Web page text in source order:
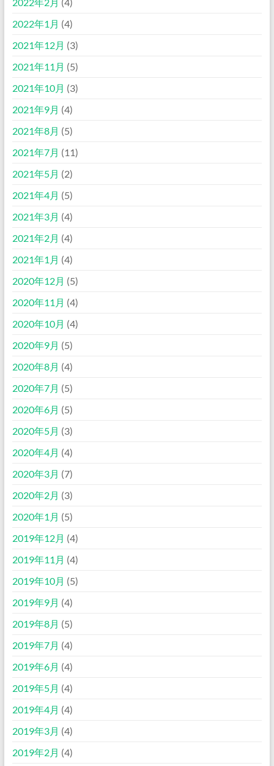
2022年1月 (4)
2021年12月 (3)
2021年11月 (5)
2021年10月 (3)
2021年9月 (4)
2021年8月 (5)
2021年7月 (11)
2021年5月 (2)
2021年4月 (5)
2021年3月 (4)
2021年2月 (4)
2021年1月 (4)
2020年12月 (5)
2020年11月 (4)
2020年10月 (4)
2020年9月 (5)
2020年8月 (4)
2020年7月 (5)
2020年6月 (5)
2020年5月 (3)
2020年4月 (4)
2020年3月 (7)
2020年2月 (3)
2020年1月 (5)
2019年12月 (4)
2019年11月 (4)
2019年10月 (5)
2019年9月 (4)
2019年8月 (5)
2019年7月 (4)
2019年6月 (4)
2019年5月 (4)
2019年4月 (4)
2019年3月 (4)
2019年2月 (4)